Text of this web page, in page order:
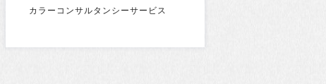
カラーコンサルタンシーサービス